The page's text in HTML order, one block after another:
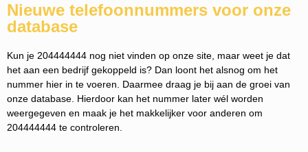
Nieuwe telefoonnummers voor onze
database
Kun je 204444444 nog niet vinden op onze site, maar weet je dat
het aan een bedrijf gekoppeld is? Dan loont het alsnog om het
nummer hier in te voeren. Daarmee draag je bij aan de groei van
onze database. Hierdoor kan het nummer later wél worden
weergegeven en maak je het makkelijker voor anderen om
204444444 te controleren.